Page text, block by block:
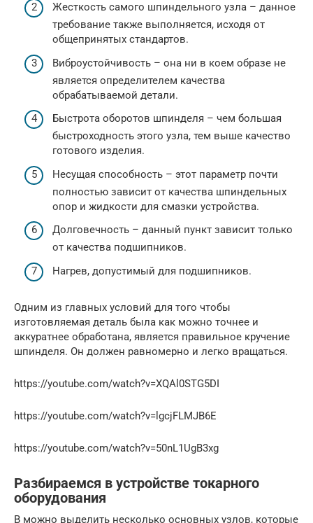
Жесткость самого шпиндельного узла – данное
требование также выполняется, исходя от
общепринятых стандартов.
Виброустойчивость – она ни в коем образе не
является определителем качества
обрабатываемой детали.
Быстрота оборотов шпинделя – чем большая
быстроходность этого узла, тем выше качество
готового изделия.
Несущая способность – этот параметр почти
полностью зависит от качества шпиндельных
опор и жидкости для смазки устройства.
Долговечность – данный пункт зависит только
от качества подшипников.
Нагрев, допустимый для подшипников.
Одним из главных условий для того чтобы
изготовляемая деталь была как можно точнее и
аккуратнее обработана, является правильное кручение
шпинделя. Он должен равномерно и легко вращаться.
https://youtube.com/watch?v=XQAl0STG5DI
https://youtube.com/watch?v=lgcjFLMJB6E
https://youtube.com/watch?v=50nL1UgB3xg
Разбираемся в устройстве токарного
оборудования
В можно выделить несколько основных узлов, которые